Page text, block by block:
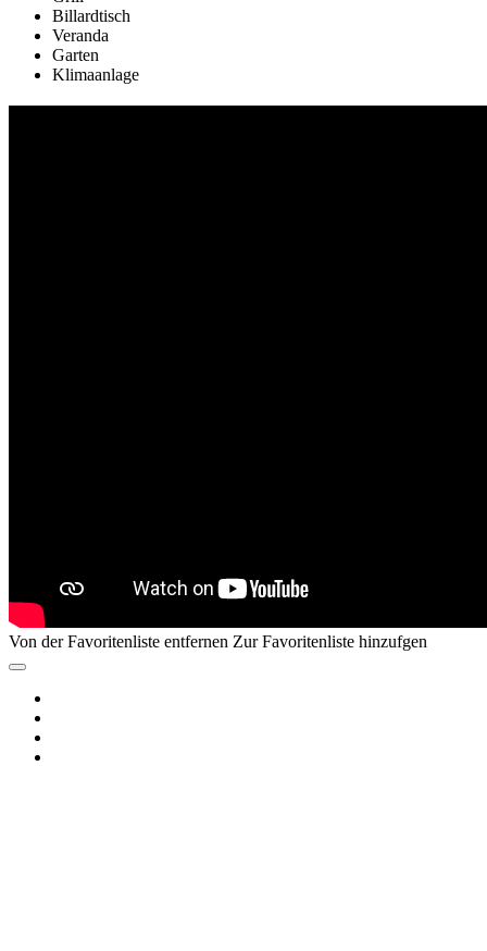
Billardtisch
Veranda
Garten
Klimaanlage
Von der Favoritenliste entfernen Zur Favoritenliste hinzufgen